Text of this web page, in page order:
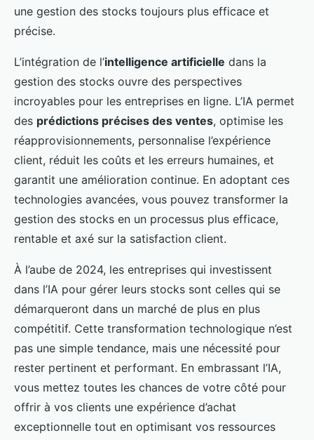
une gestion des stocks toujours plus efficace et
précise.
L’intégration de l’intelligence artificielle dans la
gestion des stocks ouvre des perspectives
incroyables pour les entreprises en ligne. L’IA permet
des prédictions précises des ventes, optimise les
réapprovisionnements, personnalise l’expérience
client, réduit les coûts et les erreurs humaines, et
garantit une amélioration continue. En adoptant ces
technologies avancées, vous pouvez transformer la
gestion des stocks en un processus plus efficace,
rentable et axé sur la satisfaction client.
À l’aube de 2024, les entreprises qui investissent
dans l’IA pour gérer leurs stocks sont celles qui se
démarqueront dans un marché de plus en plus
compétitif. Cette transformation technologique n’est
pas une simple tendance, mais une nécessité pour
rester pertinent et performant. En embrassant l’IA,
vous mettez toutes les chances de votre côté pour
offrir à vos clients une expérience d’achat
exceptionnelle tout en optimisant vos ressources